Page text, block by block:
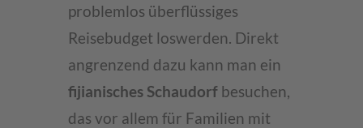
problemlos überflüssiges
Reisebudget loswerden. Direkt
angrenzend dazu kann man ein
fijianisches Schaudorf besuchen,
das vor allem für Familien mit